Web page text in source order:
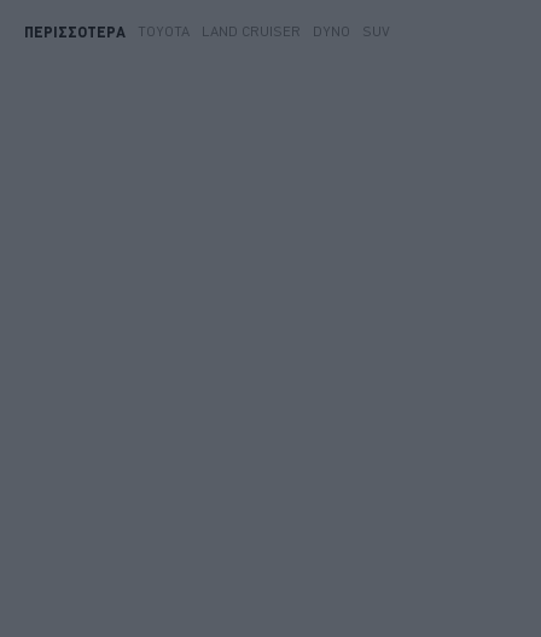
ΠΕΡΙΣΣΟΤΕΡΑ TOYOTA LAND CRUISER DYNO SUV